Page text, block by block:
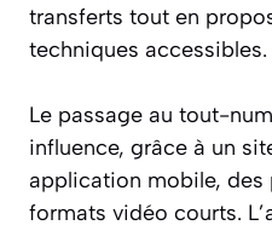
transferts tout en
techniques accessibles.
Le passage au tout-
influence, grâce à un
application mobile, des
formats vidéo courts.